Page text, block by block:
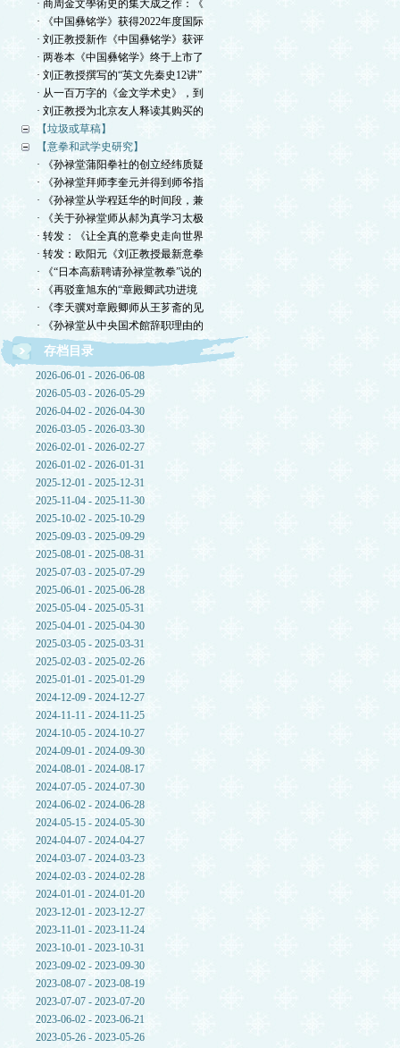
· 商周金文學術史的集大成之作：《
· 《中国彝铭学》获得2022年度国际
· 刘正教授新作《中国彝铭学》获评
· 两卷本《中国彝铭学》终于上市了
· 刘正教授撰写的“英文先秦史12讲”
· 从一百万字的《金文学术史》，到
· 刘正教授为北京友人释读其购买的
【垃圾或草稿】
【意拳和武学史研究】
· 《孙禄堂蒲阳拳社的创立经纬质疑
· 《孙禄堂拜师李奎元并得到师爷指
· 《孙禄堂从学程廷华的时间段，兼
· 《关于孙禄堂师从郝为真学习太极
· 转发：《让全真的意拳史走向世界
· 转发：欧阳元《刘正教授最新意拳
· 《“日本高薪聘请孙禄堂教拳”说的
· 《再驳童旭东的“章殿卿武功进境
· 《李天骥对章殿卿师从王芗斋的见
· 《孙禄堂从中央国术館辞职理由的
存档目录
2026-06-01 - 2026-06-08
2026-05-03 - 2026-05-29
2026-04-02 - 2026-04-30
2026-03-05 - 2026-03-30
2026-02-01 - 2026-02-27
2026-01-02 - 2026-01-31
2025-12-01 - 2025-12-31
2025-11-04 - 2025-11-30
2025-10-02 - 2025-10-29
2025-09-03 - 2025-09-29
2025-08-01 - 2025-08-31
2025-07-03 - 2025-07-29
2025-06-01 - 2025-06-28
2025-05-04 - 2025-05-31
2025-04-01 - 2025-04-30
2025-03-05 - 2025-03-31
2025-02-03 - 2025-02-26
2025-01-01 - 2025-01-29
2024-12-09 - 2024-12-27
2024-11-11 - 2024-11-25
2024-10-05 - 2024-10-27
2024-09-01 - 2024-09-30
2024-08-01 - 2024-08-17
2024-07-05 - 2024-07-30
2024-06-02 - 2024-06-28
2024-05-15 - 2024-05-30
2024-04-07 - 2024-04-27
2024-03-07 - 2024-03-23
2024-02-03 - 2024-02-28
2024-01-01 - 2024-01-20
2023-12-01 - 2023-12-27
2023-11-01 - 2023-11-24
2023-10-01 - 2023-10-31
2023-09-02 - 2023-09-30
2023-08-07 - 2023-08-19
2023-07-07 - 2023-07-20
2023-06-02 - 2023-06-21
2023-05-26 - 2023-05-26